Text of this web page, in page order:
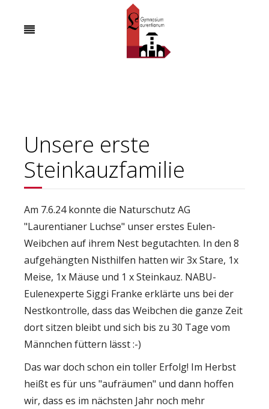
Unsere erste
Steinkauzfamilie
Am 7.6.24 konnte die Naturschutz AG
"Laurentianer Luchse" unser erstes Eulen-
Weibchen auf ihrem Nest begutachten. In den 8
aufgehängten Nisthilfen hatten wir 3x Stare, 1x
Meise, 1x Mäuse und 1 x Steinkauz. NABU-
Eulenexperte Siggi Franke erklärte uns bei der
Nestkontrolle, dass das Weibchen die ganze Zeit
dort sitzen bleibt und sich bis zu 30 Tage vom
Männchen füttern lässt :-)
Das war doch schon ein toller Erfolg! Im Herbst
heißt es für uns "aufräumen" und dann hoffen
wir, dass es im nächsten Jahr noch mehr